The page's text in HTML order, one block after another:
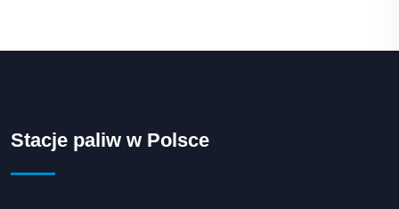
Stacje paliw w Polsce